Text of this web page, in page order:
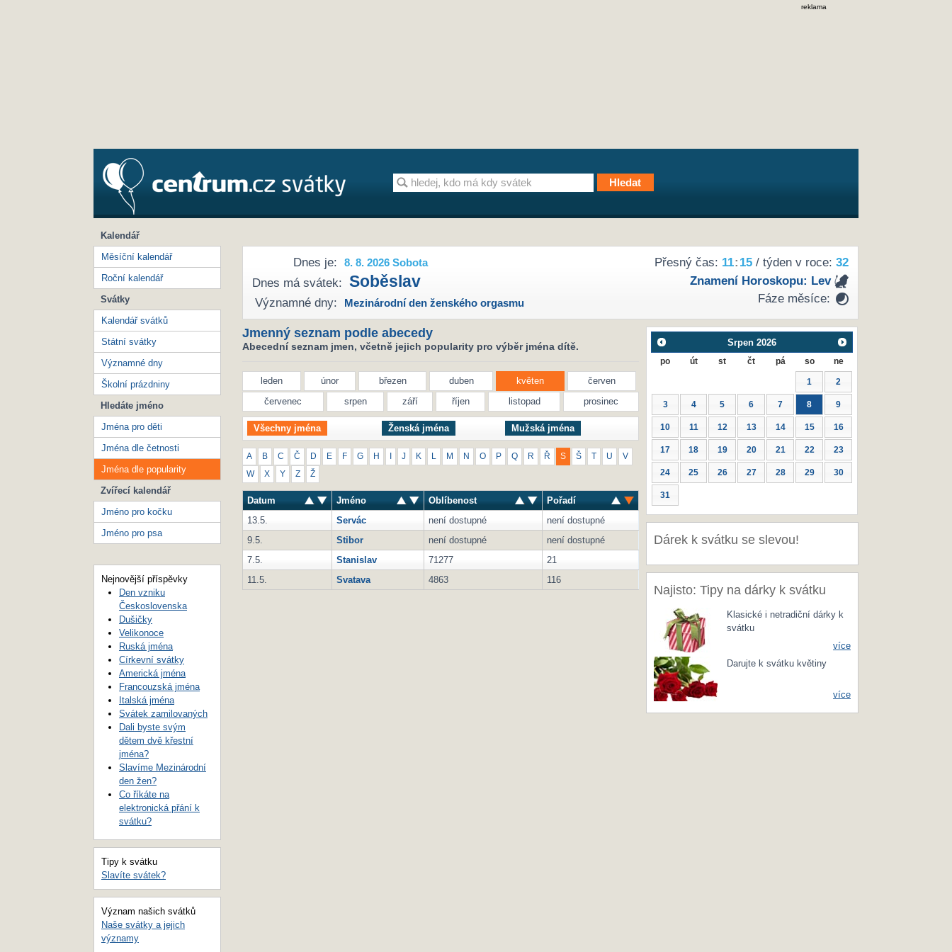
reklama
Přesný čas: 11: 15/ týden v roce: 32
Znamení Horoskopu: Lev
Fáze měsíce:
Dnes je: 8. 8. 2026 Sobota
Dnes má svátek: Soběslav
Významné dny: Mezinárodní den ženského orgasmu
Jmenný seznam podle abecedy
Abecední seznam jmen, včetně jejich popularity pro výběr jména dítě.
leden únor březen duben květen
červen
červenec
srpen září říjen listopad prosinec
Všechny jména Ženská jména Mužská jména
A B C Č D E F G H J K M N O P Q R Ř S Š T U V
W X Y Z Ž
Datum Jméno Oblíbenost
Pořadí
13.5.
Servác není dostupné
není dostupné
9.5.
Stibor není dostupné
není dostupné
7.5.
Stanislav 71277
21
11.5.
Svatava 4863 116
Srpen 2026
po út st čt pá so ne
1 2
3 4 5 6 7 8 9
10 11 12 13 14 15 16
17 18 19 20 21 22 23
24 25 26 27 28 29 30
31
Dárek k svátku se slevou!
Najisto: Tipy na dárky k svátku
Klasické i netradiční dárky k
svátku
více
Darujte k svátku květiny
více
Kalendář
Měsíční kalendář
Roční kalendář
Svátky
Kalendář svátků
Státní svátky
Významné dny
Školní prázdniny
Hledáte jméno
Jména pro děti
Jména dle četnosti
Jména dle popularity
Zvířecí kalendář
Jméno pro kočku
Jméno pro psa
Nejnovější příspěvky
Den vzniku
Československa
Dušičky
Velikonoce
Ruská jména
Církevní svátky
Americká jména
Francouzská jména
Italská jména
Svátek zamilovaných
Dali byste svým
dětem dvě křestní
jména?
Slavíme Mezinárodní
den žen?
Co říkáte na
elektronická přání k
svátku?
Tipy k svátku
Slavíte svátek?
Význam našich svátků
Naše svátky a jejich
významy